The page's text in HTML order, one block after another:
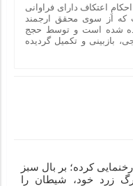
اعتکاف، رهبر شهید انقلاب
احیاگر اعتکاف امام
اعتکاف دارای فراوانی
که از سوی محقق ارجمند
شده است و توسط حجج
بازبینی و تکمیل گردیده
کرده؛ بر بال سبز
زرد خود، شیطان را